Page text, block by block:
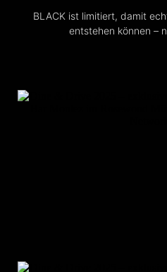
BLACK ist limitiert, damit
entstehen können –